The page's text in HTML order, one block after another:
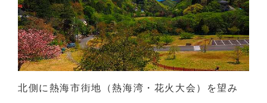
北側に熱海市街地（熱海湾・花火大会）を望み